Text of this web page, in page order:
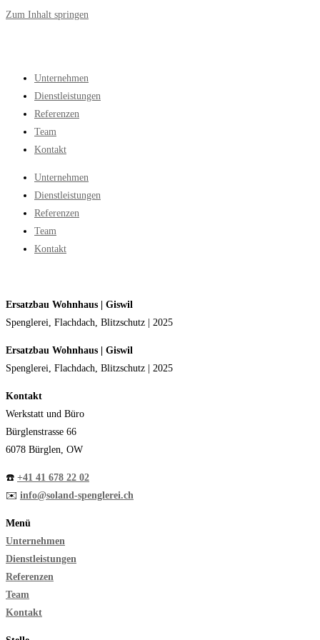
Zum Inhalt springen
Unternehmen
Dienstleistungen
Referenzen
Team
Kontakt
Unternehmen
Dienstleistungen
Referenzen
Team
Kontakt
Ersatzbau Wohnhaus | Giswil
Spenglerei, Flachdach, Blitzschutz | 2025
Ersatzbau Wohnhaus | Giswil
Spenglerei, Flachdach, Blitzschutz | 2025
Kontakt
Werkstatt und Büro
Bürglenstrasse 66
6078 Bürglen, OW
☎️ +41 41 678 22 02
✉️ info@soland-spenglerei.ch
Menü
Unternehmen
Dienstleistungen
Referenzen
Team
Kontakt